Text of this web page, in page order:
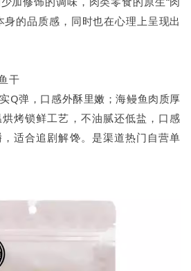
身的品质感，同时也在心理上呈现出
干
Q弹，口感外酥里嫩；海鳗鱼肉质厚
烤锁鲜工艺，不油腻还低盐，口感
适合追剧解馋。是渠道热门自营单